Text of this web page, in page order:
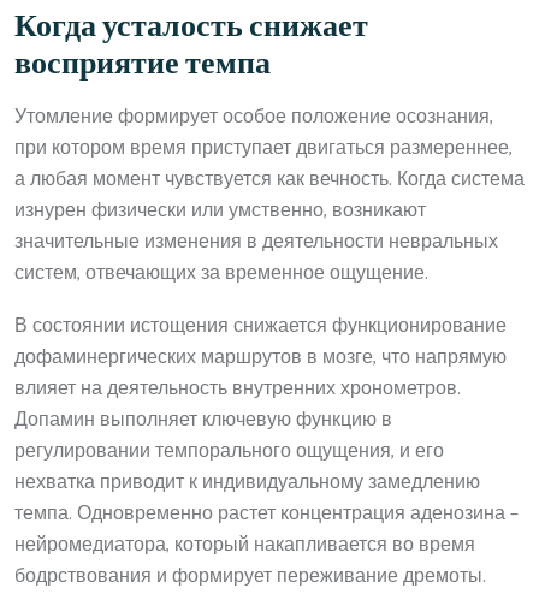
Когда усталость снижает
восприятие темпа
Утомление формирует особое положение осознания,
при котором время приступает двигаться размереннее,
а любая момент чувствуется как вечность. Когда система
изнурен физически или умственно, возникают
значительные изменения в деятельности невральных
систем, отвечающих за временное ощущение.
В состоянии истощения снижается функционирование
дофаминергических маршрутов в мозге, что напрямую
влияет на деятельность внутренних хронометров.
Допамин выполняет ключевую функцию в
регулировании темпорального ощущения, и его
нехватка приводит к индивидуальному замедлению
темпа. Одновременно растет концентрация аденозина –
нейромедиатора, который накапливается во время
бодрствования и формирует переживание дремоты.